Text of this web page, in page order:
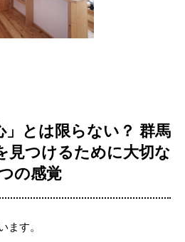
」とは限らない？ 群馬
見つけるために大切な
の感覚
ます。